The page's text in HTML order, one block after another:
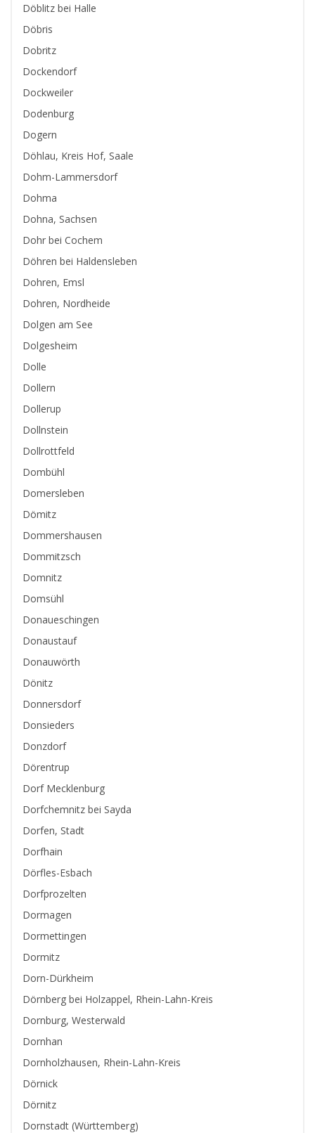
Döblitz bei Halle
Döbris
Dobritz
Dockendorf
Dockweiler
Dodenburg
Dogern
Döhlau, Kreis Hof, Saale
Dohm-Lammersdorf
Dohma
Dohna, Sachsen
Dohr bei Cochem
Döhren bei Haldensleben
Dohren, Emsl
Dohren, Nordheide
Dolgen am See
Dolgesheim
Dolle
Dollern
Dollerup
Dollnstein
Dollrottfeld
Dombühl
Domersleben
Dömitz
Dommershausen
Dommitzsch
Domnitz
Domsühl
Donaueschingen
Donaustauf
Donauwörth
Dönitz
Donnersdorf
Donsieders
Donzdorf
Dörentrup
Dorf Mecklenburg
Dorfchemnitz bei Sayda
Dorfen, Stadt
Dorfhain
Dörfles-Esbach
Dorfprozelten
Dormagen
Dormettingen
Dormitz
Dorn-Dürkheim
Dörnberg bei Holzappel, Rhein-Lahn-Kreis
Dornburg, Westerwald
Dornhan
Dornholzhausen, Rhein-Lahn-Kreis
Dörnick
Dörnitz
Dornstadt (Württemberg)